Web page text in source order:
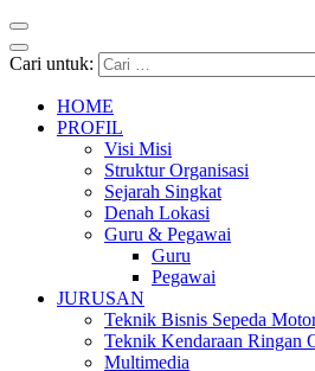
Cari untuk:
HOME
PROFIL
Visi Misi
Struktur Organisasi
Sejarah Singkat
Denah Lokasi
Guru & Pegawai
Guru
Pegawai
JURUSAN
Teknik Bisnis Sepeda
Teknik Kendaraan Ringan
Multimedia